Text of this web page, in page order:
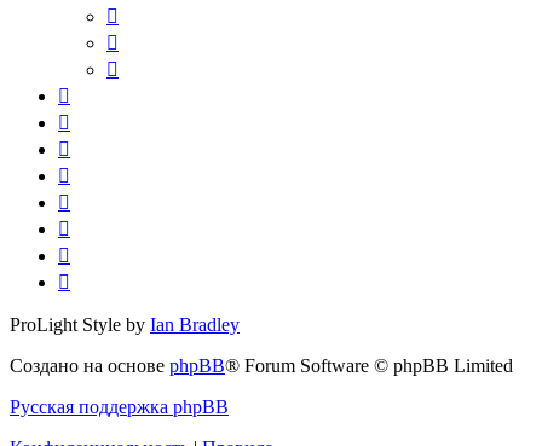
ProLight Style by Ian Bradley
Создано на основе phpBB® Forum Software © phpBB Limited
Русская поддержка phpBB